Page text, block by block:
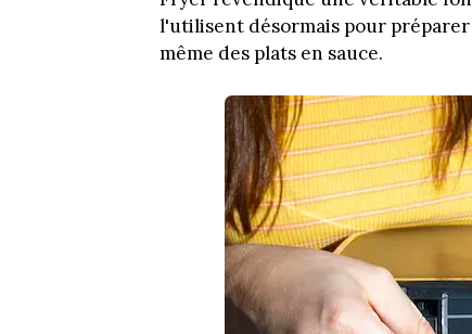
l'utilisent désormais pour
même des plats en sauce.